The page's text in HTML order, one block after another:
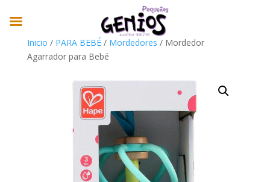
Inicio / PARA BEBÉ/ Mordedores / Mordedor
Agarrador para Bebé